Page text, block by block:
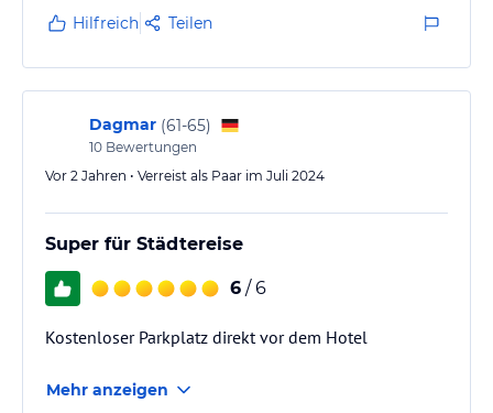
Hilfreich Teilen
Dagmar (61-65)
10 Bewertungen
Vor 2 Jahren • Verreist als Paar im Juli 2024
Super für Städtereise
6 / 6
Kostenloser Parkplatz direkt vor dem Hotel
Mehr anzeigen